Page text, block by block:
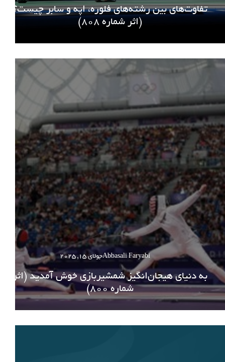
تفاوت‌های بین رشته‌های فلوره، اپه و سابر چیست؟
(اثر شماره 808)
Abbasali Faryabiجولای 15, 2025
به دنیای هیجان‌انگیز شمشیربازی خوش آمدید (اثر
شماره 800)